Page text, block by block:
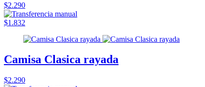
$2.290
$1.832
Camisa Clasica rayada
$2.290